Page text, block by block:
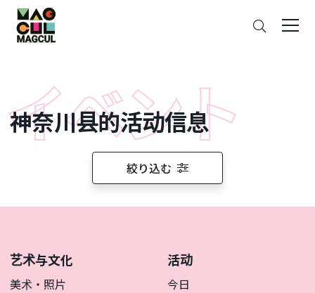
ン
テ
ン
ス
キ
ッ
神奈川县的活动信息
絞り込む
艺术与文化
美术・照片
活动
今日